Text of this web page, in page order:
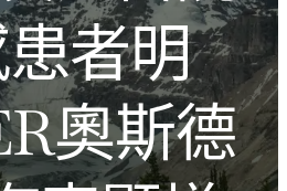
者明
奧斯德